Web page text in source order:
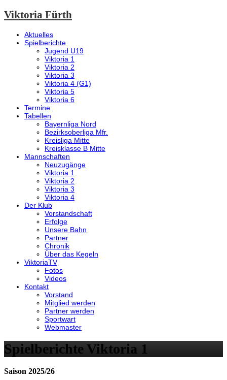
Viktoria Fürth
Aktuelles
Spielberichte
Jugend U19
Viktoria 1
Viktoria 2
Viktoria 3
Viktoria 4 (G1)
Viktoria 5
Viktoria 6
Termine
Tabellen
Bayernliga Nord
Bezirksoberliga Mfr.
Kreisliga Mitte
Kreisklasse B Mitte
Mannschaften
Neuzugänge
Viktoria 1
Viktoria 2
Viktoria 3
Viktoria 4
Der Klub
Vorstandschaft
Erfolge
Unsere Bahn
Partner
Chronik
Über das Kegeln
ViktoriaTV
Fotos
Videos
Kontakt
Vorstand
Mitglied werden
Partner werden
Sportwart
Webmaster
Spielberichte Viktoria 1
Saison 2025/26